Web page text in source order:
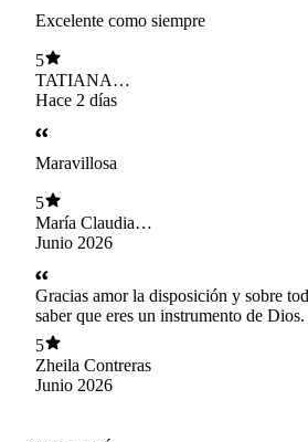
Excelente como siempre
5
TATIANA
ANDREA
Hace 2 días
Maravillosa
5
María Claudia
Arboleda Piedrahita
Junio 2026
Gracias amor la disposición y sobre
saber que eres un instrumento de Dios.
5
Zheila Contreras
Junio 2026